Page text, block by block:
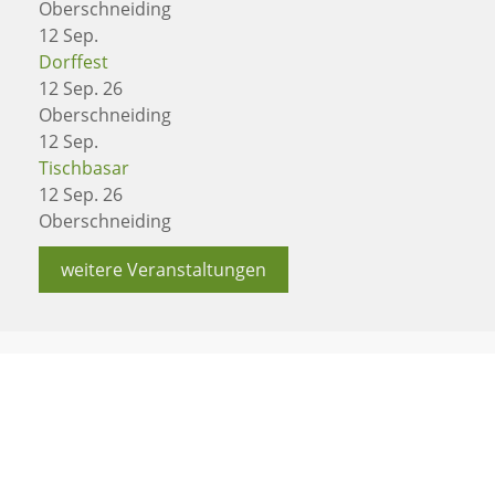
Oberschneiding
12 Sep.
Dorffest
12 Sep. 26
Oberschneiding
12 Sep.
Tischbasar
12 Sep. 26
Oberschneiding
weitere Veranstaltungen